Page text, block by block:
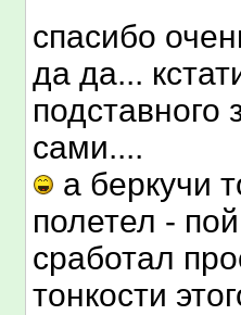
спасибо
да да...
подставного
сами....
а беркучи
полетел -
сработал
тонкости